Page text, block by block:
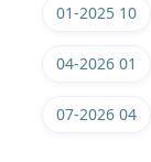
01-2025 10
04-2026 01
07-2026 04